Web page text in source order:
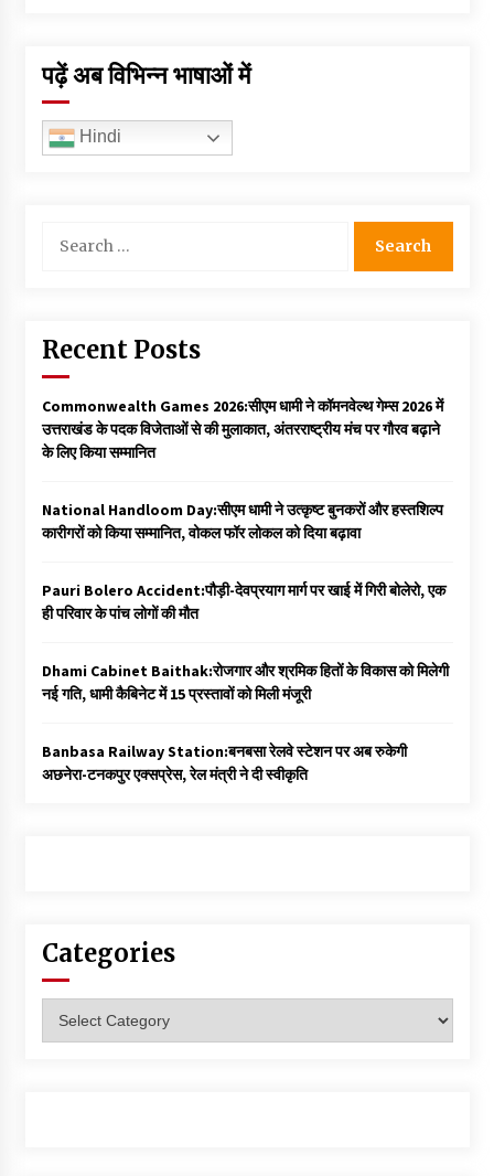
पढ़ें अब विभिन्न भाषाओं में
Hindi
for:
Recent Posts
Commonwealth Games 2026:सीएम धामी ने कॉमनवेल्थ गेम्स 2026 में
उत्तराखंड के पदक विजेताओं से की मुलाकात, अंतरराष्ट्रीय मंच पर गौरव बढ़ाने
के लिए किया सम्मानित
National Handloom Day:सीएम धामी ने उत्कृष्ट बुनकरों और हस्तशिल्प
कारीगरों को किया सम्मानित, वोकल फॉर लोकल को दिया बढ़ावा
Pauri Bolero Accident:पौड़ी-देवप्रयाग मार्ग पर खाई में गिरी बोलेरो, एक
ही परिवार के पांच लोगों की मौत
Dhami Cabinet Baithak:रोजगार और श्रमिक हितों के विकास को मिलेगी
नई गति, धामी कैबिनेट में 15 प्रस्तावों को मिली मंजूरी
Banbasa Railway Station:बनबसा रेलवे स्टेशन पर अब रुकेगी
अछनेरा-टनकपुर एक्सप्रेस, रेल मंत्री ने दी स्वीकृति
Categories